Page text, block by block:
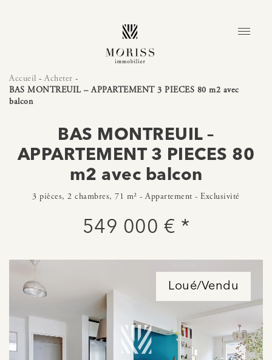
Accueil - Acheter -
BAS MONTREUIL – APPARTEMENT 3 PIECES 80 m2 avec
balcon
BAS MONTREUIL –
APPARTEMENT 3 PIECES 80
m2 avec balcon
3 pièces, 2 chambres, 71 m² - Appartement - Exclusivité
549 000 € *
Loué/Vendu